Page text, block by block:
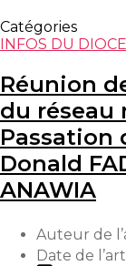
Catégories
INFOS DU
Réunion
du réseau
Passation
Donald
ANAWIA
Auteur de
Date de